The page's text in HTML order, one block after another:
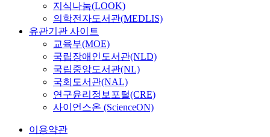
지식나눔(LOOK)
의학전자도서관(MEDLIS)
유관기관 사이트
교육부(MOE)
국립장애인도서관(NLD)
국립중앙도서관(NL)
국회도서관(NAL)
연구윤리정보포털(CRE)
사이언스온 (ScienceON)
이용약관